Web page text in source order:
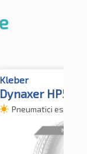
Kleber
Dynaxer HP5 TL
Pneumatici estivi